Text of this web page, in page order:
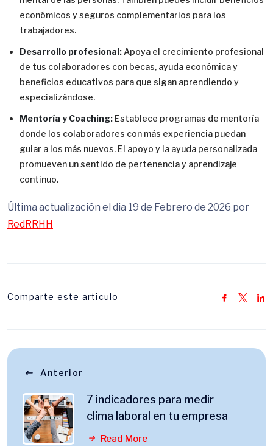
económicos y seguros complementarios para los
trabajadores.
Desarrollo profesional: Apoya el crecimiento profesional
de tus colaboradores con becas, ayuda económica y
beneficios educativos para que sigan aprendiendo y
especializándose.
Mentoría y Coaching: Establece programas de mentoría
donde los colaboradores con más experiencia puedan
guiar a los más nuevos. El apoyo y la ayuda personalizada
promueven un sentido de pertenencia y aprendizaje
continuo.
Última actualización el dia 19 de Febrero de 2026 por
RedRRHH
Comparte este articulo
Anterior
7 indicadores para medir
clima laboral en tu empresa
Read More